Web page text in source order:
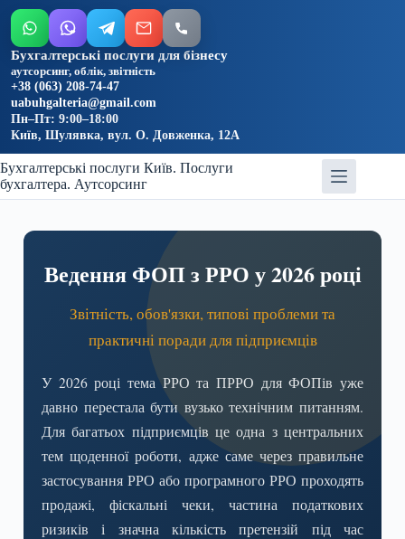
Бухгалтерські послуги для бізнесу
аутсорсинг, облік, звітність
+38 (063) 208-74-47
uabuhgalteria@gmail.com
Пн–Пт: 9:00–18:00
Київ, Шулявка, вул. О. Довженка, 12А
Бухгалтерські послуги Київ. Послуги
бухгалтера. Аутсорсинг
Ведення ФОП з РРО у 2026 році
Звітність, обов'язки, типові проблеми та
практичні поради для підприємців
У 2026 році тема РРО та ПРРО для ФОПів уже
давно перестала бути вузько технічним питанням.
Для багатьох підприємців це одна з центральних
тем щоденної роботи, адже саме через правильне
застосування РРО або програмного РРО проходять
продажі, фіскальні чеки, частина податкових
ризиків і значна кількість претензій під час